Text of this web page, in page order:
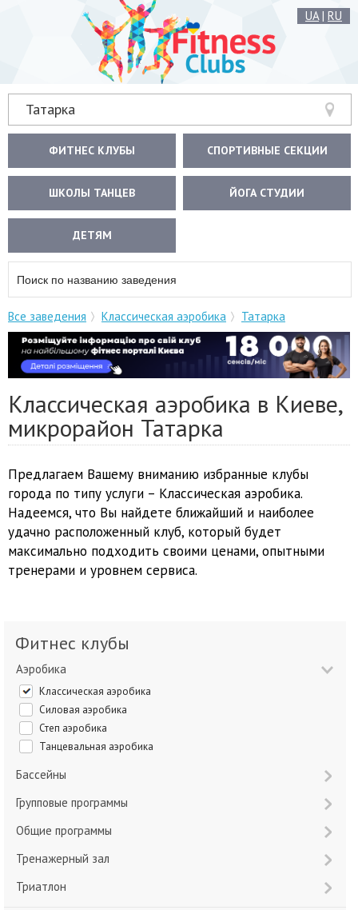
UA| RU
Татарка
ФИТНЕС КЛУБЫ СПОРТИВНЫЕ СЕКЦИИ
ШКОЛЫ ТАНЦЕВ ЙОГА СТУДИИ
ДЕТЯМ
Все заведения Классическая аэробика Татарка
Классическая аэробика в Киеве,
микрорайон Татарка
Предлагаем Вашему вниманию избранные клубы
города по типу услуги – Классическая аэробика.
Надеемся, что Вы найдете ближайший и наиболее
удачно расположенный клуб, который будет
максимально подходить своими ценами, опытными
тренерами и уровнем сервиса.
Фитнес клубы
Аэробика
Классическая аэробика
Силовая аэробика
Степ аэробика
Танцевальная аэробика
Бассейны
Групповые программы
Общие программы
Тренажерный зал
Триатлон